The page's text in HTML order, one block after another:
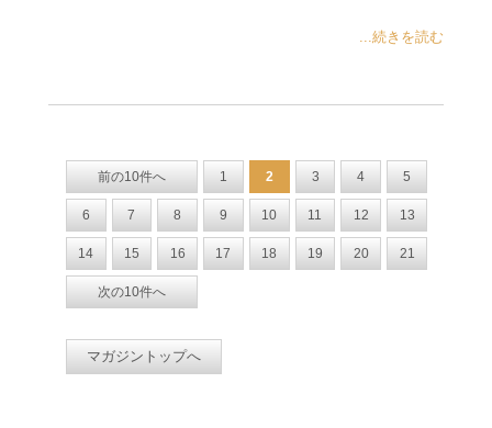
...続きを読む
前の10件へ 1 2 3 4 5
6 7 8 9 10 11 12 13
14 15 16 17 18 19 20 21
次の10件へ
マガジントップへ